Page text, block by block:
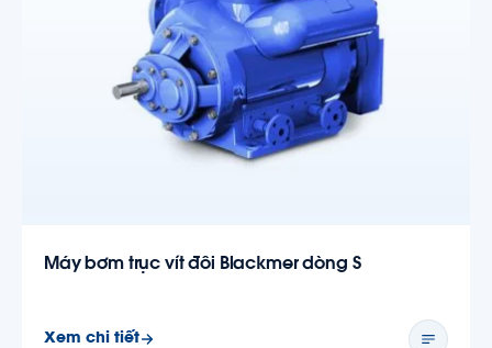
Máy bơm trục vít đôi Blackmer dòng S
Xem chi tiết